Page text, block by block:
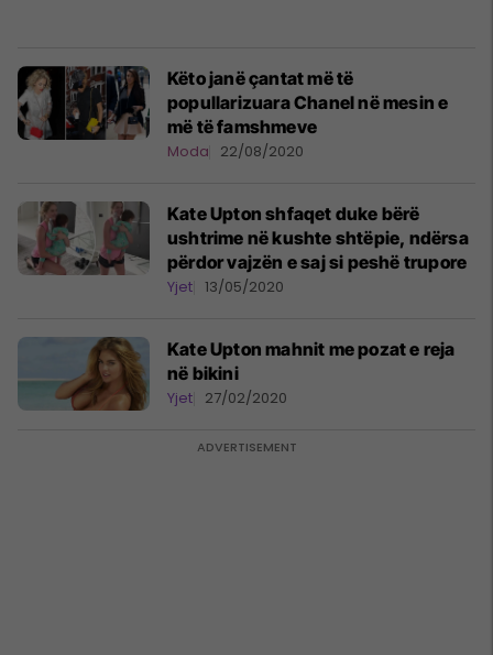
Këto janë çantat më të
popullarizuara Chanel në mesin e
më të famshmeve
Moda 22/08/2020
Kate Upton shfaqet duke bërë
ushtrime në kushte shtëpie, ndërsa
përdor vajzën e saj si peshë trupore
Yjet 13/05/2020
Kate Upton mahnit me pozat e reja
në bikini
Yjet 27/02/2020